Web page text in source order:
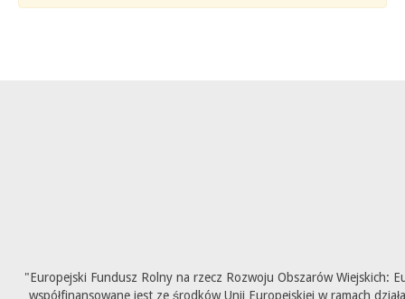
"Europejski Fundusz Rolny na rzecz Rozwoju Obszarów Wiejskich:
współfinansowane jest ze środków Unii Europejskiej w ramach